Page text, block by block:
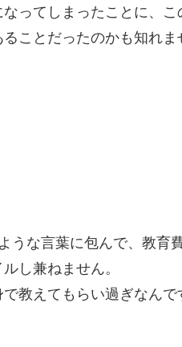
ってしまったことに、
ことだったのかも知れま
うな言葉に包んで、教育
し兼ねません。
教えてもらい過ぎなんで